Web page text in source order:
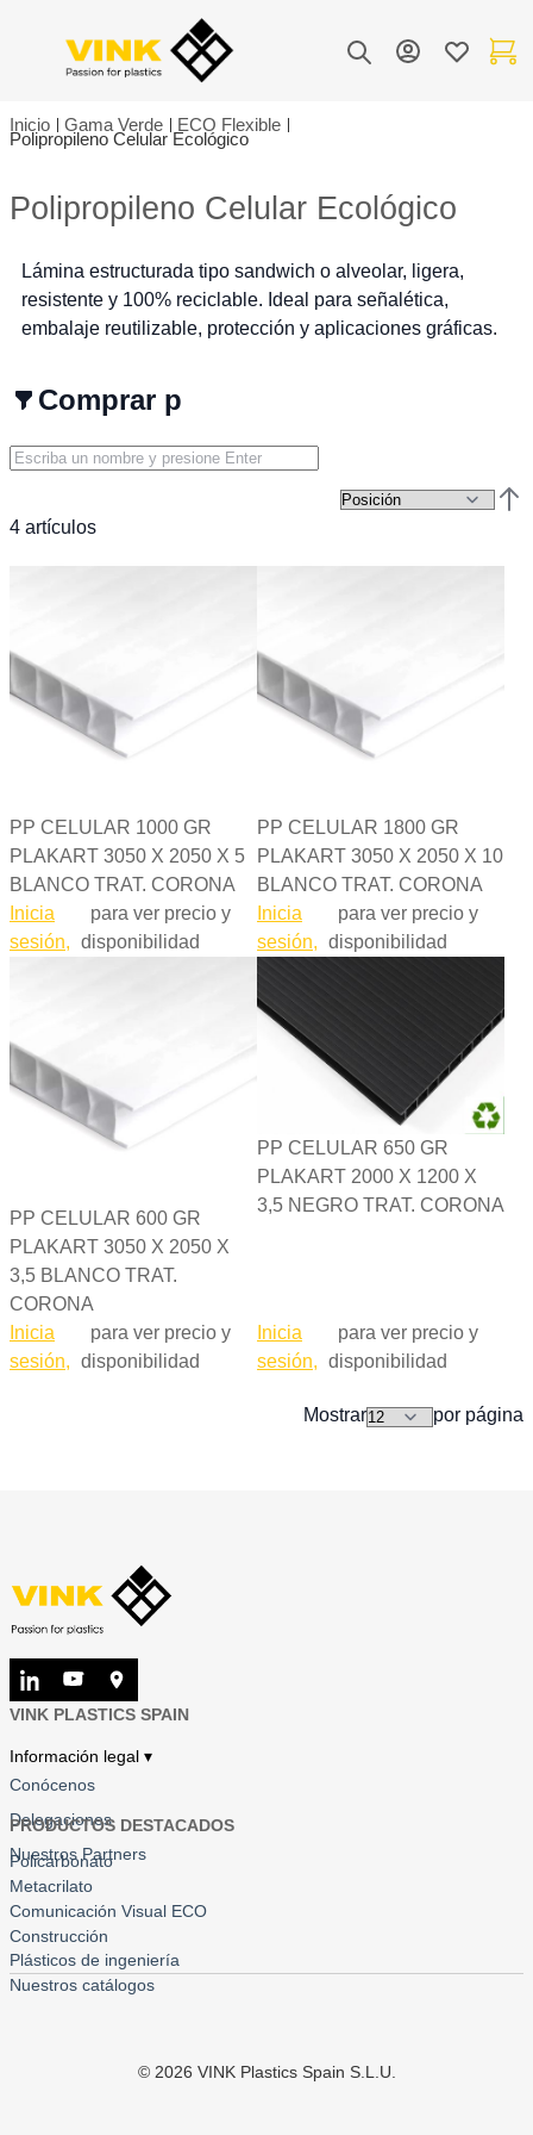
Lista de
Mi cuenta Mi
Inicio Gama Verde ECO Flexible
Polipropileno Celular Ecológico
Polipropileno Celular Ecológico
Lámina estructurada tipo sandwich o alveolar, ligera,
resistente y 100% reciclable. Ideal para señalética,
embalaje reutilizable, protección y aplicaciones gráficas.
Comprar por
4 artículos
PP CELULAR 1000 GR
PLAKART 3050 X 2050 X 5
BLANCO TRAT. CORONA
Inicia
sesión,
para ver precio y
disponibilidad
PP CELULAR 1800 GR
PLAKART 3050 X 2050 X 10
BLANCO TRAT. CORONA
Inicia
sesión,
para ver precio y
disponibilidad
PP CELULAR 600 GR
PLAKART 3050 X 2050 X
3,5 BLANCO TRAT.
CORONA
Inicia
sesión,
para ver precio y
disponibilidad
PP CELULAR 650 GR
PLAKART 2000 X 1200 X
3,5 NEGRO TRAT. CORONA
Inicia
sesión,
para ver precio y
disponibilidad
Mostrar por página
VINK PLASTICS SPAIN
Información legal ▾
Conócenos
Delegaciones
Nuestros Partners
PRODUCTOS DESTACADOS
Policarbonato
Metacrilato
Comunicación Visual ECO
Construcción
Plásticos de ingeniería
Nuestros catálogos
© 2026 VINK Plastics Spain S.L.U.